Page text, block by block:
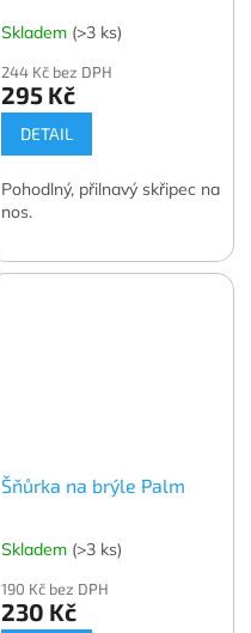
Skladem (>3 ks)
244 Kč bez DPH
295 Kč
DETAIL
Pohodlný, přilnavý skřipec na
nos.
Šňůrka na brýle Palm
Skladem (>3 ks)
190 Kč bez DPH
230 Kč